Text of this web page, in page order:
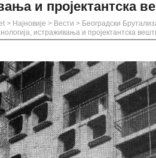
и пројектантска
> Најновије > Вести > Београдски
истраживања и пројектантска